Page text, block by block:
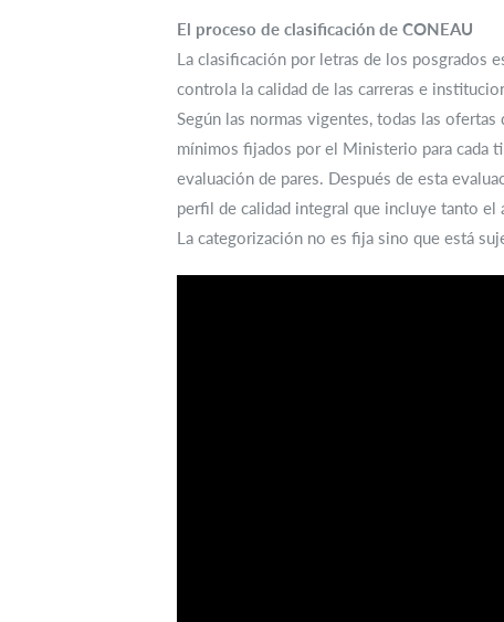
El proceso de clasificación de CONEAU
La clasificación por letras de los posgrados
controla la calidad de las carreras e
Según las normas vigentes, todas las
mínimos fijados por el Ministerio para cada
evaluación de pares. Después de esta
perfil de calidad integral que incluye tanto
La categorización no es fija sino que está